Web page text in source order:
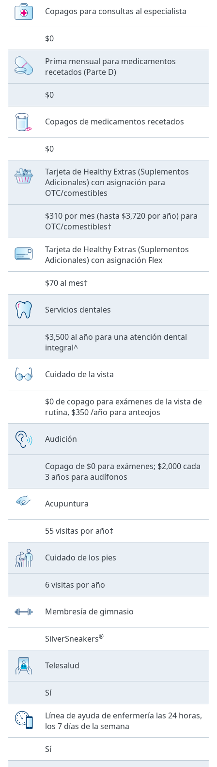
Copagos para consultas al especialista
$0
Prima mensual para medicamentos
recetados (Parte D)
$0
Copagos de medicamentos recetados
$0
Tarjeta de Healthy Extras (Suplementos
Adicionales) con asignación para
OTC/comestibles
$310 por mes (hasta $3,720 por año) para
OTC/comestibles†
Tarjeta de Healthy Extras (Suplementos
Adicionales) con asignación Flex
$70 al mes†
Servicios dentales
$3,500 al año para una atención dental
integral^
Cuidado de la vista
$0 de copago para exámenes de la vista de
rutina, $350 /año para anteojos
Audición
Copago de $0 para exámenes; $2,000 cada
3 años para audífonos
Acupuntura
55 visitas por año‡
Cuidado de los pies
6 visitas por año
Membresía de gimnasio
SilverSneakers®
Telesalud
Sí
Línea de ayuda de enfermería las 24 horas,
los 7 días de la semana
Sí